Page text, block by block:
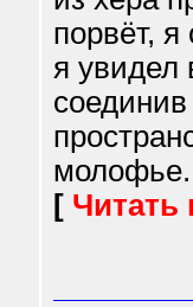
порвёт, я
я увидел
[ Читать